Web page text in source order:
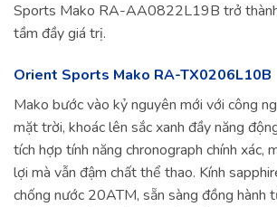
Sports Mako RA-AA0822L19B trở
tầm đầy giá trị.
Orient Sports Mako RA-TX0206L10B
Mako bước vào kỷ nguyên mới với công
mặt trời, khoác lên sắc xanh đầy năng
tích hợp tính năng chronograph chính xác,
lợi mà vẫn đậm chất thể thao. Kính
chống nước 20ATM, sẵn sàng đồng hành